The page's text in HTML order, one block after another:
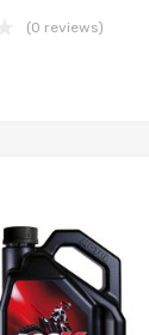
(0 reviews)